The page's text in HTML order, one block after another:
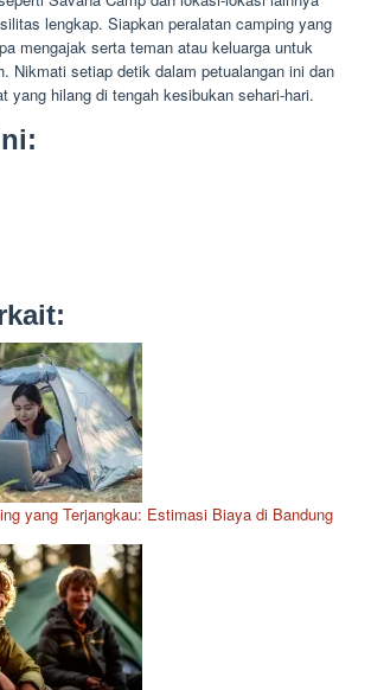
lengkap. Siapkan peralatan camping yang
mengajak serta teman atau keluarga untuk
Nikmati setiap detik dalam petualangan ini dan
yang hilang di tengah kesibukan sehari-hari.
yang Terjangkau: Estimasi Biaya di Bandung